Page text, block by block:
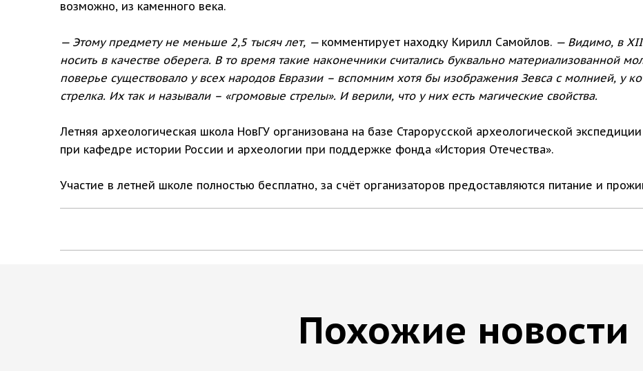
возможно, из каменного века.
— Этому предмету не меньше 2,5 тысяч лет, — комментирует находку Кирилл Самойлов. — Видимо, в
носить в качестве оберега. В то время такие наконечники считались буквально материализованной
поверье существовало у всех народов Евразии – вспомним хотя бы изображения Зевса с молнией, у
стрелка. Их так и называли – «громовые стрелы». И верили, что у них есть магические свойства.
Летняя археологическая школа НовГУ организована на базе Старорусской археологической
при кафедре истории России и археологии при поддержке фонда «История Отечества».
Участие в летней школе полностью бесплатно, за счёт организаторов предоставляются питание и
Похожие новости